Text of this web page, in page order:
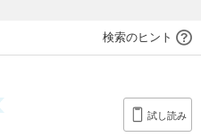
検索のヒント
試し読み